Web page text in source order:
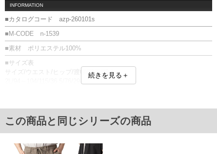
INFORMATION
■カタログコード azp-260101s
■M-CODE n-1539
■素材 ポリエステル100%
■サイズ表
サイズ/ウエスト/ヒップ/渡幅/股下/股上
5L/124～134/145/45.5/78/32.5
6L/134～144/155/48.5/78/33.5
8L/154～164/175/54.5/80/35.5
※【返品交換について】
続きを見る＋
この商品と同じシリーズの商品